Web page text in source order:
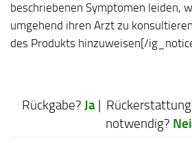
beschriebenen Symptomen leiden,
umgehend ihren Arzt zu
des Produkts hinzuweisen[/
Rückgabe? Ja |
notwendig?